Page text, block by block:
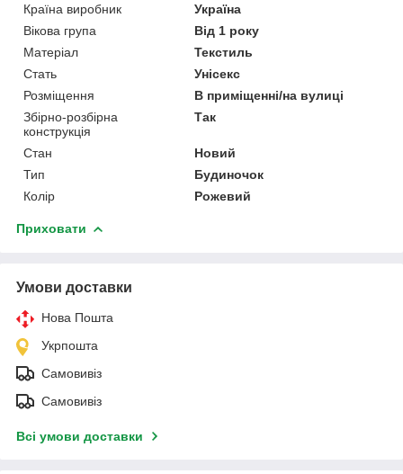
Країна виробник
Україна
Вікова група
Від 1 року
Матеріал
Текстиль
Стать
Унісекс
Розміщення
В приміщенні/на вулиці
Збірно-розбірна
конструкція
Так
Стан
Новий
Тип
Будиночок
Колір
Рожевий
Приховати
Умови доставки
Нова Пошта
Укрпошта
Самовивіз
Самовивіз
Всі умови доставки